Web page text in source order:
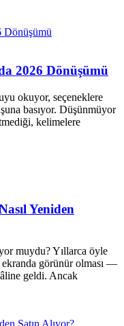
2026 Dönüşümü
okuyor, seçeneklere
basıyor. Düşünmüyor
kelimelere
Yeniden
muydu? Yıllarca öyle
görünür olması —
geldi. Ancak